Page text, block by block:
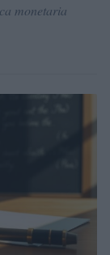
monetaria